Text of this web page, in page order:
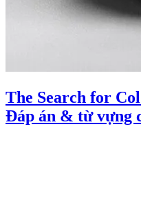
The Search for
Đáp án & từ vựng